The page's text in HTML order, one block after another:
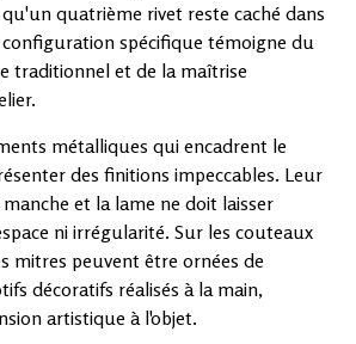
quatrième rivet reste caché dans
spécifique témoigne du
traditionnel et de la maîtrise
métalliques qui encadrent le
des finitions impeccables. Leur
et la lame ne doit laisser
ni irrégularité. Sur les couteaux
mitres peuvent être ornées de
décoratifs réalisés à la main,
artistique à l'objet.